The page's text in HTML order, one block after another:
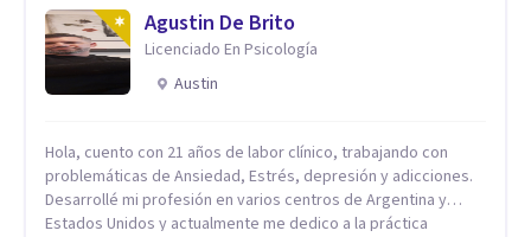
Agustin De Brito
Licenciado En Psicología
Austin
Hola, cuento con 21 años de labor clínico, trabajando con
problemáticas de Ansiedad, Estrés, depresión y adicciones.
Desarrollé mi profesión en varios centros de Argentina y
Estados Unidos y actualmente me dedico a la práctica